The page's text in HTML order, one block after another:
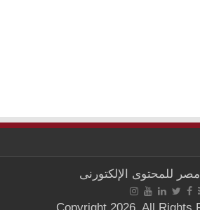
مصر للمحتوى الإلكتورنى